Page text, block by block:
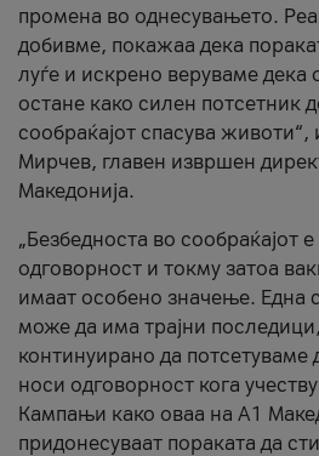
промена во однесувањето.
добивме, покажаа дека
луѓе и искрено веруваме дека
остане како силен потсетник
сообраќајот спасува животи“,
Мирчев, главен извршен
Македонија.
„Безбедноста во сообраќајот
одговорност и токму затоа
имаат особено значење. Една
може да има трајни
континуирано да потсетуваме
носи одговорност кога
Кампањи како оваа на A1
придонесуваат пораката да